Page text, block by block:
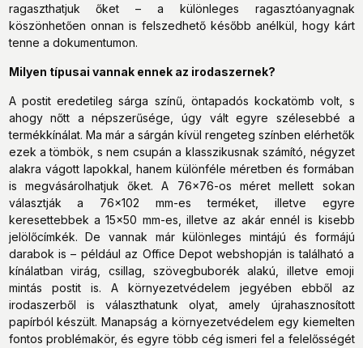
ragaszthatjuk őket – a különleges ragasztóanyagnak
köszönhetően onnan is felszedhető később anélkül, hogy kárt
tenne a dokumentumon.
Milyen típusai vannak ennek az irodaszernek?
A postit eredetileg sárga színű, öntapadós kockatömb volt, s
ahogy nőtt a népszerűsége, úgy vált egyre szélesebbé a
termékkínálat. Ma már a sárgán kívül rengeteg színben elérhetők
ezek a tömbök, s nem csupán a klasszikusnak számító, négyzet
alakra vágott lapokkal, hanem különféle méretben és formában
is megvásárolhatjuk őket. A 76x76-os méret mellett sokan
választják a 76x102 mm-es terméket, illetve egyre
keresettebbek a 15x50 mm-es, illetve az akár ennél is kisebb
jelölőcímkék. De vannak már különleges mintájú és formájú
darabok is – például az Office Depot webshopján is található a
kínálatban virág, csillag, szövegbuborék alakú, illetve emoji
mintás postit is. A környezetvédelem jegyében ebből az
irodaszerből is választhatunk olyat, amely újrahasznosított
papírból készült. Manapság a környezetvédelem egy kiemelten
fontos problémakör, és egyre több cég ismeri fel a felelősségét